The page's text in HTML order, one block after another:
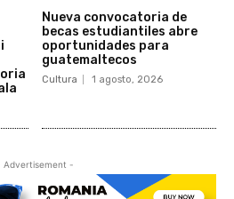
Nueva convocatoria de
becas estudiantiles abre
oportunidades para
guatemaltecos
Cultura 1 agosto, 2026
Advertisement -